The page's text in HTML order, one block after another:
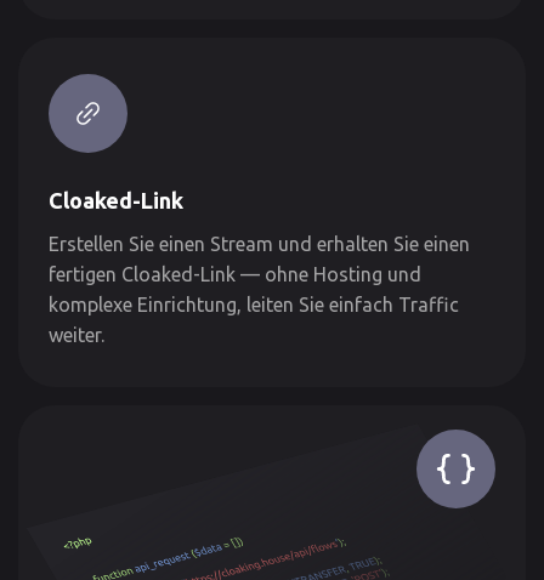
Cloaked-Link
Erstellen Sie einen Stream und erhalten Sie einen
fertigen Cloaked-Link — ohne Hosting und
komplexe Einrichtung, leiten Sie einfach Traffic
weiter.